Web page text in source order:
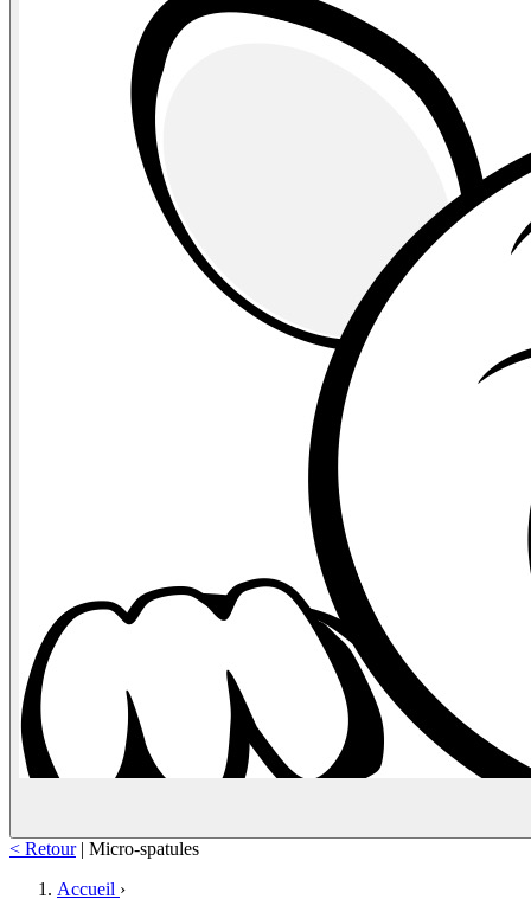
< Retour | Micro-spatules
Accueil ›